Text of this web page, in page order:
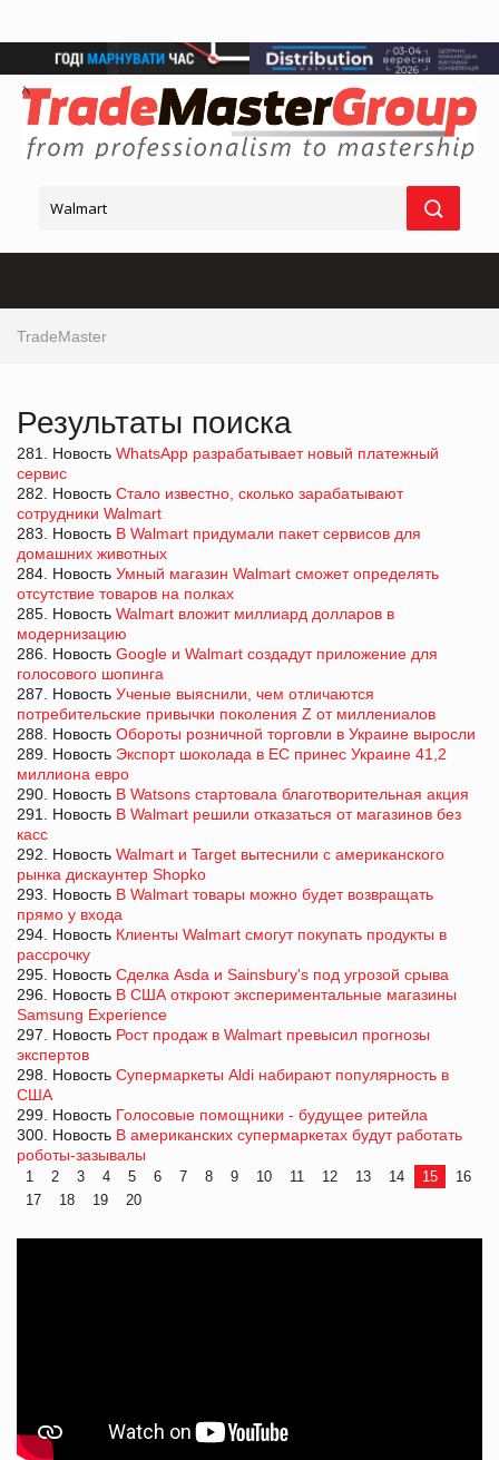
TradeMaster
Результаты поиска
281. Новость WhatsApp разрабатывает новый платежный
сервис
282. Новость Стало известно, сколько зарабатывают
сотрудники Walmart
283. Новость В Walmart придумали пакет сервисов для
домашних животных
284. Новость Умный магазин Walmart сможет определять
отсутствие товаров на полках
285. Новость Walmart вложит миллиард долларов в
модернизацию
286. Новость Google и Walmart создадут приложение для
голосового шопинга
287. Новость Ученые выяснили, чем отличаются
потребительские привычки поколения Z от миллениалов
288. Новость Обороты розничной торговли в Украине выросли
289. Новость Экспорт шоколада в ЕС принес Украине 41,2
миллиона евро
290. Новость В Watsons стартовала благотворительная акция
291. Новость В Walmart решили отказаться от магазинов без
касс
292. Новость Walmart и Target вытеснили с американского
рынка дискаунтер Shopko
293. Новость В Walmart товары можно будет возвращать
прямо у входа
294. Новость Клиенты Walmart смогут покупать продукты в
рассрочку
295. Новость Сделка Asda и Sainsbury's под угрозой срыва
296. Новость В США откроют экспериментальные магазины
Samsung Experience
297. Новость Рост продаж в Walmart превысил прогнозы
экспертов
298. Новость Супермаркеты Aldi набирают популярность в
США
299. Новость Голосовые помощники - будущее ритейла
300. Новость В американских супермаркетах будут работать
роботы-зазывалы
1 2 3 4 5 6 7 8 9 10 11 12 13 14 15
16
17
18 19 20